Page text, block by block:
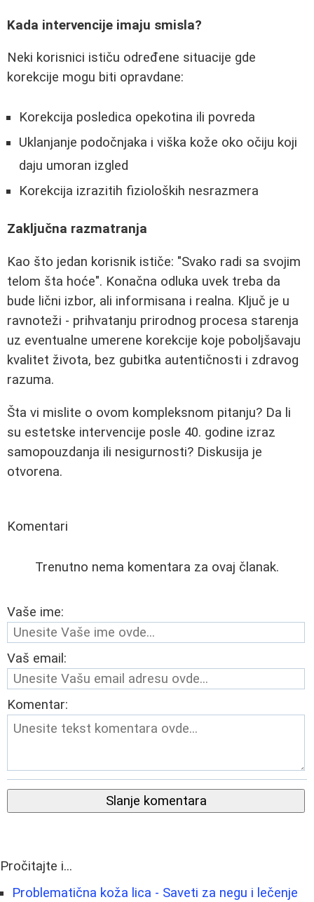
Kada intervencije imaju smisla?
Neki korisnici ističu određene situacije gde
korekcije mogu biti opravdane:
Korekcija posledica opekotina ili povreda
Uklanjanje podočnjaka i viška kože oko očiju koji
daju umoran izgled
Korekcija izrazitih fizioloških nesrazmera
Zaključna razmatranja
Kao što jedan korisnik ističe: "Svako radi sa svojim
telom šta hoće". Konačna odluka uvek treba da
bude lični izbor, ali informisana i realna. Ključ je u
ravnoteži - prihvatanju prirodnog procesa starenja
uz eventualne umerene korekcije koje poboljšavaju
kvalitet života, bez gubitka autentičnosti i zdravog
razuma.
Šta vi mislite o ovom kompleksnom pitanju? Da li
su estetske intervencije posle 40. godine izraz
samopouzdanja ili nesigurnosti? Diskusija je
otvorena.
Komentari
Trenutno nema komentara za ovaj članak.
Vaše ime:
Vaš email:
Komentar:
Slanje komentara
Pročitajte i...
Problematična koža lica - Saveti za negu i lečenje